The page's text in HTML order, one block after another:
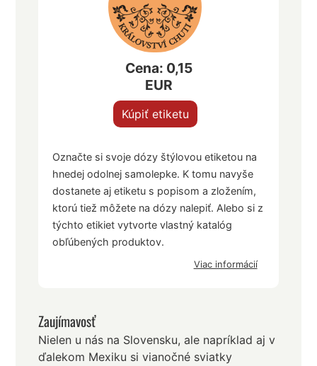
Cena: 0,15
EUR
Kúpiť etiketu
Označte si svoje dózy štýlovou etiketou na
hnedej odolnej samolepke. K tomu navyše
dostanete aj etiketu s popisom a zložením,
ktorú tiež môžete na dózy nalepiť. Alebo si z
týchto etikiet vytvorte vlastný katalóg
obľúbených produktov.
Viac informácií
Zaujímavosť
Nielen u nás na Slovensku, ale napríklad aj v
ďalekom Mexiku si vianočné sviatky